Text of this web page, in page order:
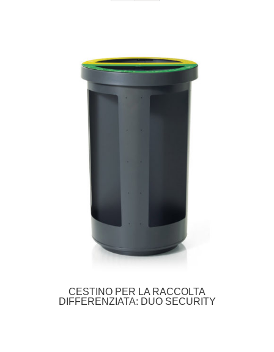
CESTINO PER LA RACCOLTA
DIFFERENZIATA: DUO SECURITY